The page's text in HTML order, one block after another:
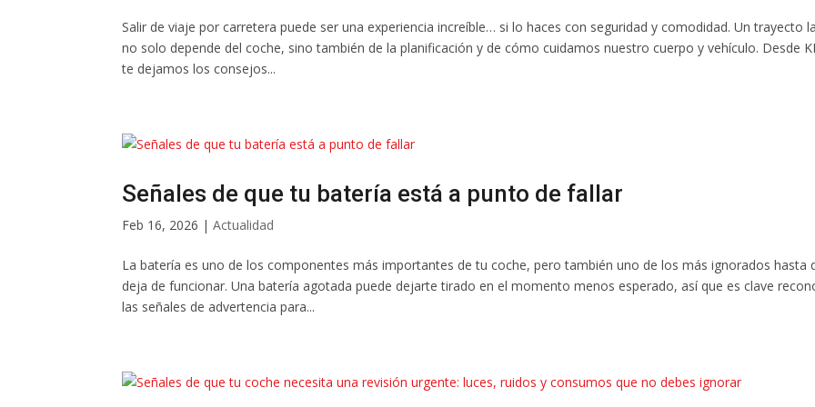
Salir de viaje por carretera puede ser una experiencia increíble… si lo haces con seguridad y comodidad. Un trayecto
no solo depende del coche, sino también de la planificación y de cómo cuidamos nuestro cuerpo y vehículo. Desde
te dejamos los consejos...
Señales de que tu batería está a punto de fallar
Feb 16, 2026 |Actualidad
La batería es uno de los componentes más importantes de tu coche, pero también uno de los más ignorados hasta
deja de funcionar. Una batería agotada puede dejarte tirado en el momento menos esperado, así que es clave
las señales de advertencia para...